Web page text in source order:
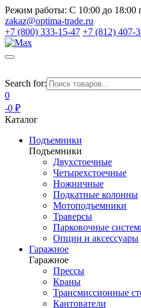
Режим работы: С 10:00 до 18:00
zakaz@optima-trade.ru
+7 (800) 333-15-47 +7 (812) 407-
Search for:
0
-0 ₽
Каталог
Подъемники
Подъемники
Двухстоечные
Четырехстоечные
Ножничные
Подкатные колонны
Мотоподъемники
Траверсы
Парковочные
Опции и аксессуары
Гаражное
Гаражное
Прессы
Краны
Трансмиссионные
Кантователи